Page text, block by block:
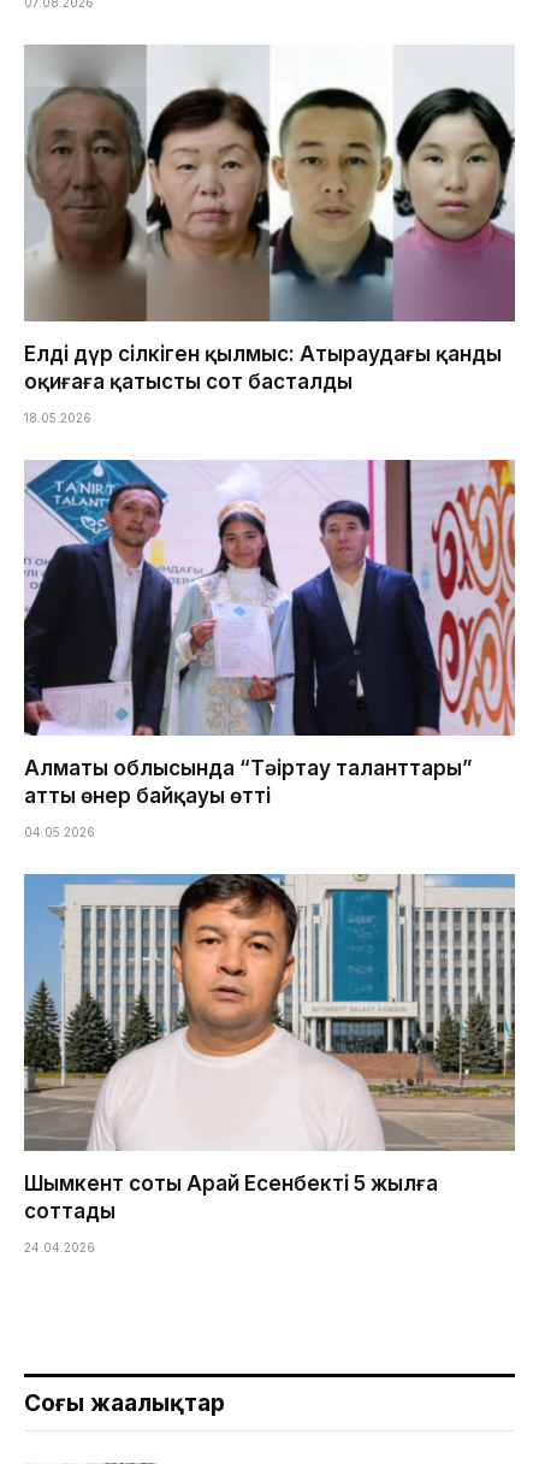
Елді дүр сілкіген қылмыс: Атыраудағы қанды
оқиғаға қатысты сот басталды
18.05.2026
Алматы облысында “Тәңіртау таланттары”
атты өнер байқауы өтті
04.05.2026
Шымкент соты Арай Есенбекті 5 жылға
соттады
24.04.2026
Соңғы жаңалықтар